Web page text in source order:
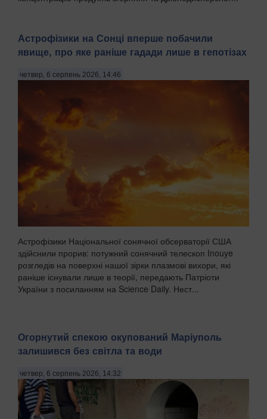
Астрофізики на Сонці вперше побачили
явище, про яке раніше гадади лише в гепотізах
четвер, 6 серпень 2026, 14:46
Астрофізики Національної сонячної обсерваторії США
здійснили прорив: потужний сонячний телескоп Inouye
розгледів на поверхні нашої зірки плазмові вихори, які
раніше існували лише в теорії, передають Патріоти
України з посиланням на Science Daily. Нест...
Огорнутий спекою окупований Маріуполь
залишився без світла та води
четвер, 6 серпень 2026, 14:32